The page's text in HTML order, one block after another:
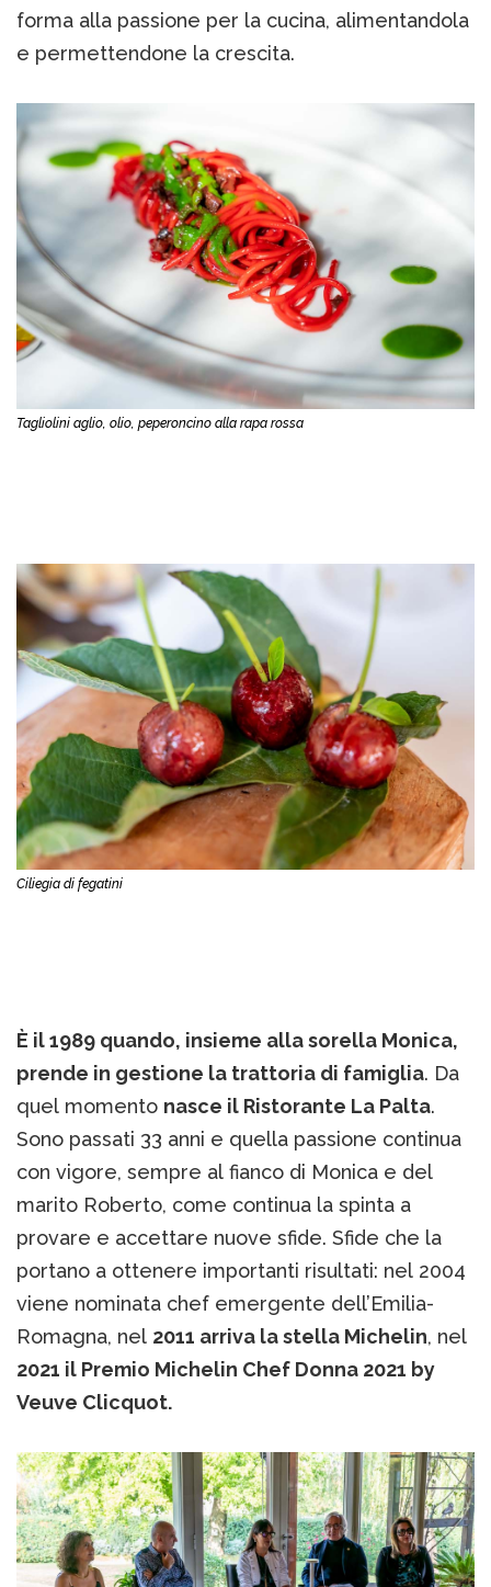
forma alla passione per la cucina, alimentandola
e permettendone la crescita.
Tagliolini aglio, olio, peperoncino alla rapa rossa
Ciliegia di fegatini
È il 1989 quando, insieme alla sorella Monica,
prende in gestione la trattoria di famiglia. Da
quel momento nasce il Ristorante La Palta.
Sono passati 33 anni e quella passione continua
con vigore, sempre al fianco di Monica e del
marito Roberto, come continua la spinta a
provare e accettare nuove sfide. Sfide che la
portano a ottenere importanti risultati: nel 2004
viene nominata chef emergente dell’Emilia-
Romagna, nel 2011 arriva la stella Michelin, nel
2021 il Premio Michelin Chef Donna 2021 by
Veuve Clicquot.